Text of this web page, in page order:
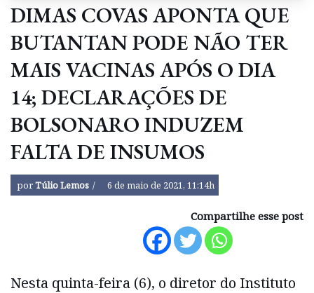
DIMAS COVAS APONTA QUE
BUTANTAN PODE NÃO TER
MAIS VACINAS APÓS O DIA
14; DECLARAÇÕES DE
BOLSONARO INDUZEM
FALTA DE INSUMOS
porTúlio Lemos 6 de maio de 2021, 11:14h
Compartilhe esse post
Nesta quinta-feira (6), o diretor do Instituto